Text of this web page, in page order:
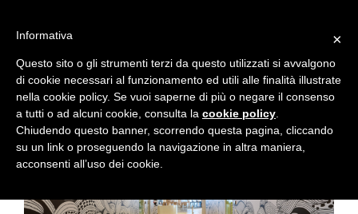
View
Larger
Image
×
Informativa
Questo sito o gli strumenti terzi da questo utilizzati si avvalgono
di cookie necessari al funzionamento ed utili alle finalità illustrate
nella cookie policy. Se vuoi saperne di più o negare il consenso
a tutti o ad alcuni cookie, consulta la cookie policy
Chiudendo questo banner, scorrendo questa pagina, cliccando
su un link o proseguendo la navigazione in altra maniera,
acconsenti all’uso dei cookie.